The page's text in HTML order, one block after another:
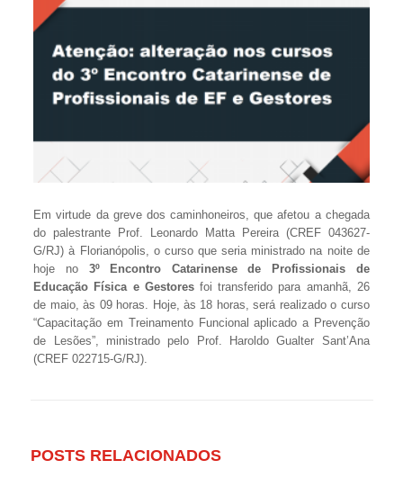
Em virtude da greve dos caminhoneiros, que afetou a chegada
do palestrante Prof. Leonardo Matta Pereira (CREF 043627-
G/RJ) à Florianópolis, o curso que seria ministrado na noite de
hoje no 3º Encontro Catarinense de Profissionais de
Educação Física e Gestoresfoi transferido para amanhã, 26
de maio, às 09 horas. Hoje, às 18 horas, será realizado o curso
“Capacitação em Treinamento Funcional aplicado a Prevenção
de Lesões”, ministrado pelo Prof. Haroldo Gualter Sant’Ana
(CREF 022715-G/RJ).
POSTS RELACIONADOS